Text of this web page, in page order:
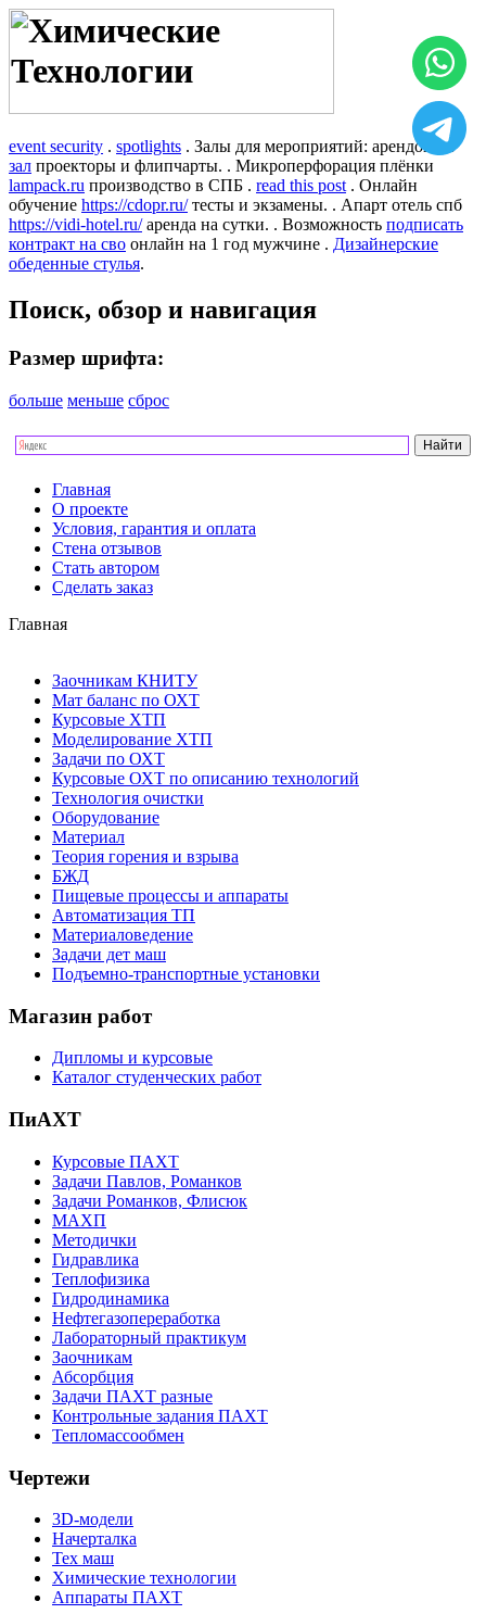
event security . spotlights . Залы для мероприятий: арендовать
зал проекторы и флипчарты. . Микроперфорация плёнки
lampack.ru производство в СПБ . read this post. Онлайн
обучение https://cdopr.ru/тесты и экзамены. . Апарт отель спб
https://vidi-hotel.ru/аренда на сутки. . Возможность подписать
контракт на сво онлайн на 1 год мужчине . Дизайнерские
обеденные стулья.
Поиск, обзор и навигация
Размер шрифта:
больше меньше сброс
Главная
О проекте
Условия, гарантия и оплата
Стена отзывов
Стать автором
Сделать заказ
Главная
Заочникам КНИТУ
Мат баланс по ОХТ
Курсовые ХТП
Моделирование ХТП
Задачи по ОХТ
Курсовые ОХТ по описанию технологий
Технология очистки
Оборудование
Материал
Теория горения и взрыва
БЖД
Пищевые процессы и аппараты
Автоматизация ТП
Материаловедение
Задачи дет маш
Подъемно-транспортные установки
Магазин работ
Дипломы и курсовые
Каталог студенческих работ
ПиАХТ
Курсовые ПАХТ
Задачи Павлов, Романков
Задачи Романков, Флисюк
МАХП
Методички
Гидравлика
Теплофизика
Гидродинамика
Нефтегазопереработка
Лабораторный практикум
Заочникам
Абсорбция
Задачи ПАХТ разные
Контрольные задания ПАХТ
Тепломассообмен
Чертежи
3D-модели
Начерталка
Тех маш
Химические технологии
Аппараты ПАХТ